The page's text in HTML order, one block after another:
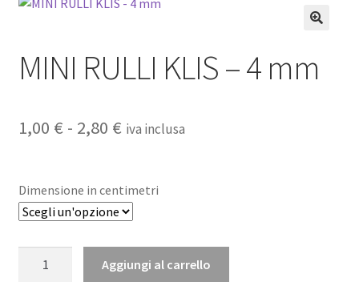
Termini e condizioni d’uso
MINI RULLI KLIS – 4 mm
1,00 € - 2,80 €Fascia
prezzo:
da
1,00 €
a
iva inclusa
Dimensione in centimetri
Aggiungi al carrello